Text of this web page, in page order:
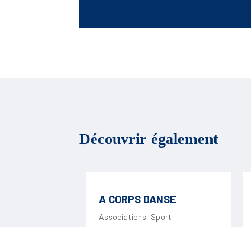
Découvrir également
A CORPS DANSE
Associations, Sport